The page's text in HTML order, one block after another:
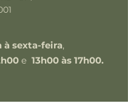
à sexta-feira,
e 13h00 às 17h00.